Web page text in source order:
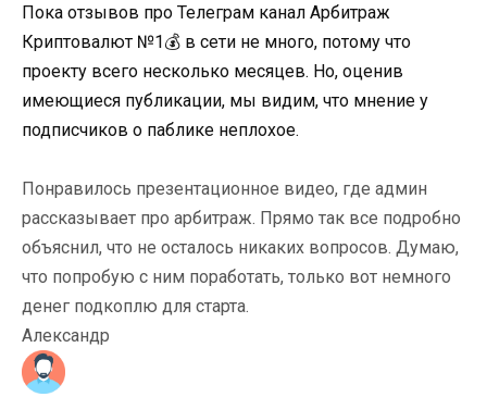
Пока отзывов про Телеграм канал Арбитраж
Криптовалют №1💰 в сети не много, потому что
проекту всего несколько месяцев. Но, оценив
имеющиеся публикации, мы видим, что мнение у
подписчиков о паблике неплохое.
Понравилось презентационное видео, где админ
рассказывает про арбитраж. Прямо так все подробно
объяснил, что не осталось никаких вопросов. Думаю,
что попробую с ним поработать, только вот немного
денег подкоплю для старта.
Александр